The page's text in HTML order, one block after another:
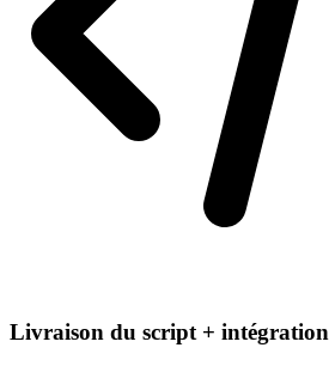
Livraison du script + intégration